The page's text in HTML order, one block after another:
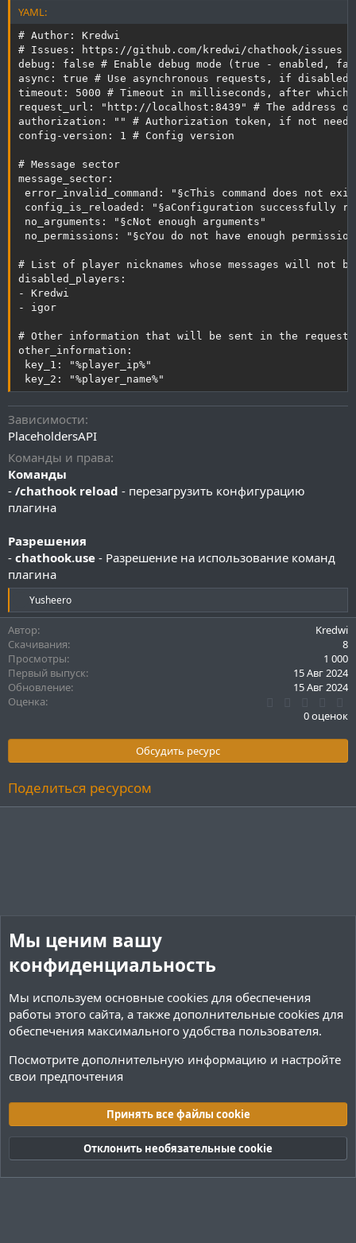
YAML:
# Author: Kredwi
# Issues: https://github.com/kredwi/chathook/issues
debug: false # Enable debug mode (true - enabled,
async: true # Use asynchronous requests, if
timeout: 5000 # Timeout in milliseconds, after
request_url: "http://localhost:8439" # The address
authorization: "" # Authorization token, if not
config-version: 1 # Config version
# Message sector
message_sector:
error_invalid_command: "§cThis command does not
config_is_reloaded: "§aConfiguration successfully
no_arguments: "§cNot enough arguments"
no_permissions: "§cYou do not have enough
# List of player nicknames whose messages will not
disabled_players:
- Kredwi
- igor
# Other information that will be sent in the request
other_information:
key_1: "%player_ip%"
key_2: "%player_name%"
Зависимости
PlaceholdersAPI
Команды и права
Команды
- /chathook reload - перезагрузить конфигурацию
плагина
Разрешения
- chathook.use - Разрешение на использование команд
плагина
Р
е
к
ц
и
и
:
Yusheero
Автор
Kredwi
Скачивания
8
Просмотры
1 000
Первый выпуск
15 Авг 2024
Обновление
15 Авг 2024
Оценка
0
0
в
0 оценок
Обсудить ресурс
Поделиться ресурсом
Cookies Тёмная (2020)
Русский (RU)
Обратная связь
Условия и правила
Политика конфиденциальности
Помощь
R
Мы ценим вашу
конфиденциальность
Мы используем основные cookies для обеспечения
работы этого сайта, а также дополнительные cookies для
обеспечения максимального удобства пользователя.
Посмотрите дополнительную информацию и настройте
свои предпочтения
Принять все файлы cookie
Отклонить необязательные cookie